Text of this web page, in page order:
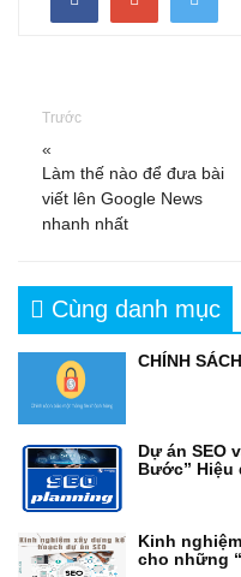
Trước
«
Làm thế nào để đưa bài
viết lên Google News
nhanh nhất
Cùng danh mục
CHÍNH
Dự án SEO
Bước” Hiệu
Kinh
cho những